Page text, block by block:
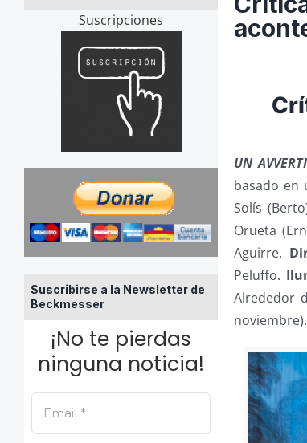
Suscripciones
Suscribirse a la Newsletter de
Beckmesser
¡No te pierdas
ninguna noticia!
UN
basado en
Solís
Orueta
Aguirre.
Peluffo.
Alrededor
noviembre).